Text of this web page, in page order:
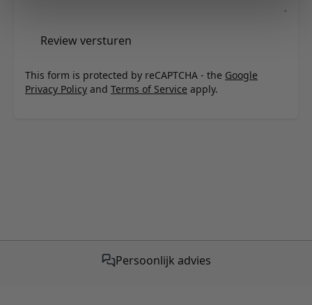
Review versturen
This form is protected by reCAPTCHA - the Google
Privacy Policy and Terms of Service apply.
Persoonlijk advies
Gratis verzending vanaf €50,-